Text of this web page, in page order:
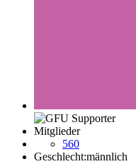
Mitglieder
560
Geschlecht:männlich